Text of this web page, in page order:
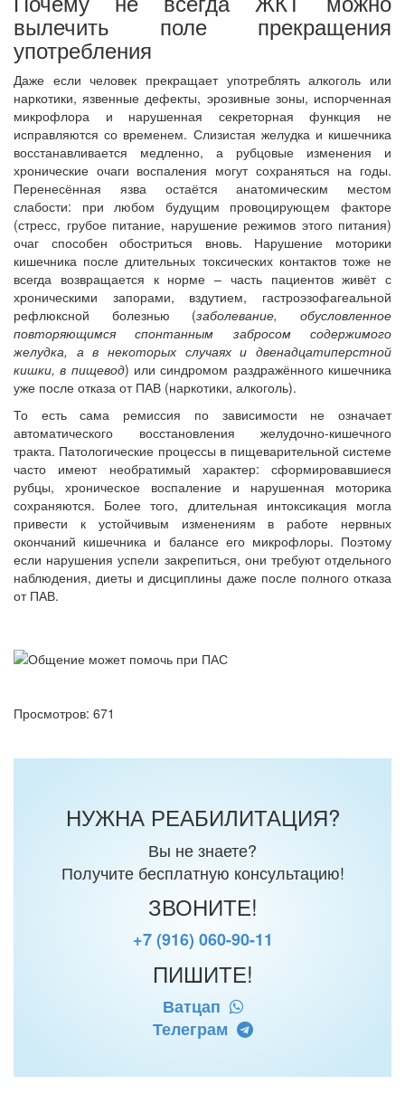
вылечить поле прекращения
употребления
Даже если человек прекращает употреблять алкоголь или
наркотики, язвенные дефекты, эрозивные зоны, испорченная
микрофлора и нарушенная секреторная функция не
исправляются со временем. Слизистая желудка и кишечника
восстанавливается медленно, а рубцовые изменения и
хронические очаги воспаления могут сохраняться на годы.
Перенесённая язва остаётся анатомическим местом
слабости: при любом будущим провоцирующем факторе
(стресс, грубое питание, нарушение режимов этого питания)
очаг способен обостриться вновь. Нарушение моторики
кишечника после длительных токсических контактов тоже не
всегда возвращается к норме – часть пациентов живёт с
хроническими запорами, вздутием, гастроэзофагеальной
рефлюксной болезнью (заболевание, обусловленное
повторяющимся спонтанным забросом содержимого
желудка, а в некоторых случаях и двенадцатиперстной
кишки, в пищевод) или синдромом раздражённого кишечника
уже после отказа от ПАВ (наркотики, алкоголь).
То есть сама ремиссия по зависимости не означает
автоматического восстановления желудочно-кишечного
тракта. Патологические процессы в пищеварительной системе
часто имеют необратимый характер: сформировавшиеся
рубцы, хроническое воспаление и нарушенная моторика
сохраняются. Более того, длительная интоксикация могла
привести к устойчивым изменениям в работе нервных
окончаний кишечника и балансе его микрофлоры. Поэтому
если нарушения успели закрепиться, они требуют отдельного
наблюдения, диеты и дисциплины даже после полного отказа
от ПАВ.
Просмотров: 671
НУЖНА РЕАБИЛИТАЦИЯ?
Вы не знаете?
Получите бесплатную консультацию!
ЗВОНИТЕ!
+7 (916) 060-90-11
ПИШИТЕ!
Ватцап
Телеграм